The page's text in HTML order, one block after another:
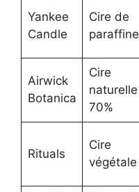
Yankee
Candle
Cire de
paraffine
Airwick
Botanica
Cire
naturelle
70%
Rituals
Cire
végétale